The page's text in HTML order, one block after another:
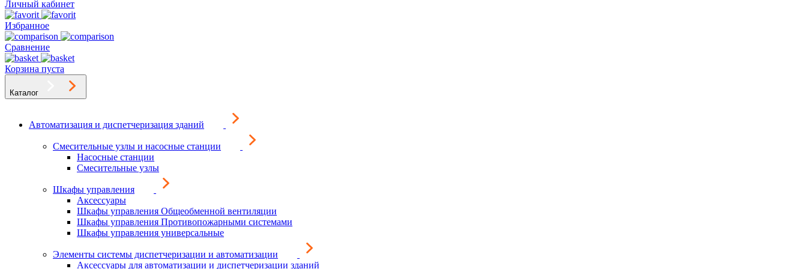
Личный кабинет
Избранное
Сравнение
Корзина пуста
Каталог
Автоматизация и диспетчеризация зданий
Смесительные узлы и насосные станции
Насосные станции
Смесительные узлы
Шкафы управления
Аксессуары
Шкафы управления Общеобменной вентиляции
Шкафы управления Противопожарными системами
Шкафы управления универсальные
Элементы системы диспетчеризации и автоматизации
Аксессуары для автоматизации и диспетчеризации зданий